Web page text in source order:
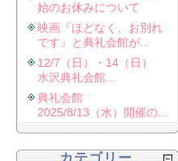
始のお休みについて
映画『ほどなく、お別れ
です』と典礼会館が...
12/7（日）・14（日）
水沢典礼会館...
典礼会館
2025/8/13（水）開催の...